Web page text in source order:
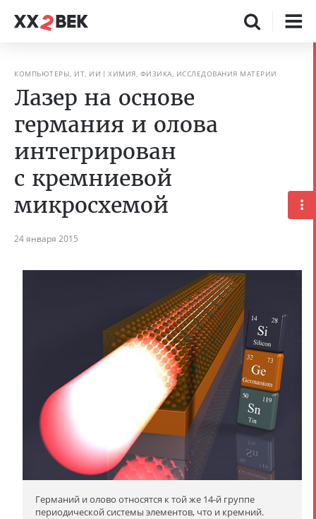
КОМПЬЮТЕРЫ, ИТ, ИИ ХИМИЯ, ФИЗИКА, ИССЛЕДОВАНИЯ МАТЕРИИ
Лазер на основе
германия и олова
интегрирован
с кремниевой
микросхемой
24 января 2015
Германий и олово относятся к той же 14‑й группе
периодической системы элементов, что и кремний.